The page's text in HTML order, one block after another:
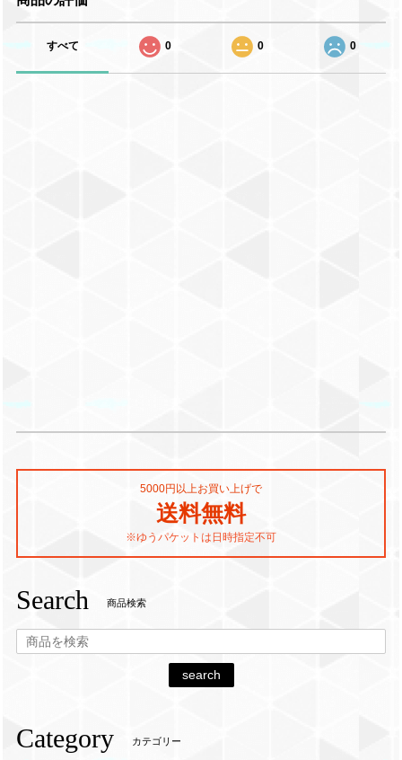
すべて 0 0 0
5000円以上お買い上げで
送料無料
※ゆうパケットは日時指定不可
Search 商品検索
search
Category カテゴリー